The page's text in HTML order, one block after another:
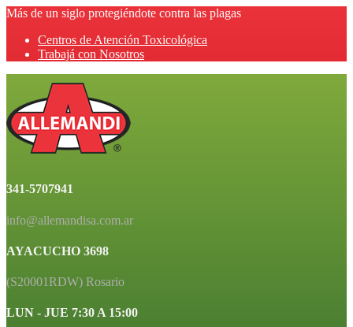
Más de un siglo protegiéndote contra las plagas
Centros de Atención Toxicológica
Trabajá con Nosotros
341-5707941
info@allemandisa.com.ar
AYACUCHO 3698
(S20001RDW) Rosario
LUN - JUE 7:30 A 15:00